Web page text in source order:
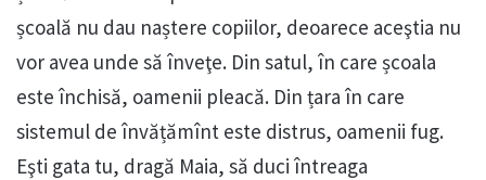
școală nu dau naștere copiilor, deoarece aceştia nu
vor avea unde să înveţe. Din satul, în care școala
este închisă, oamenii pleacă. Din țara în care
sistemul de învățămînt este distrus, oamenii fug.
Eşti gata tu, dragă Maia, să duci întreaga